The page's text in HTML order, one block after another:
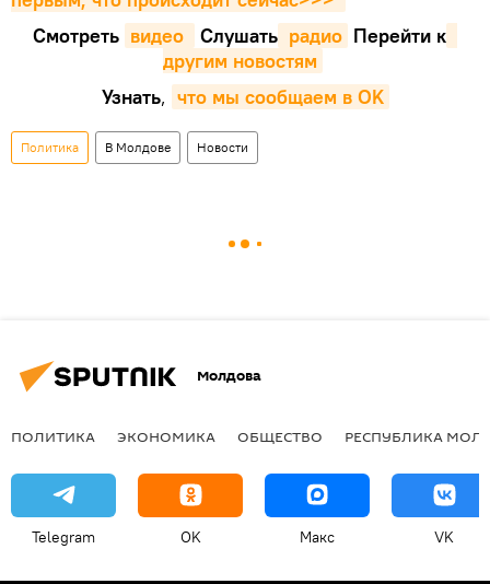
Смотреть видео Cлушать радио Перейти к
другим новостям
Узнать, что мы сообщаем в OK
Политика В Молдове Новости
Молдова
ПОЛИТИКА ЭКОНОМИКА ОБЩЕСТВО РЕСПУБЛИКА
Telegram OK Макс VK